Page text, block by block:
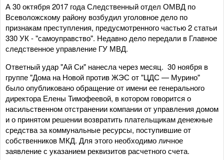
А 30 октября 2017 года Следственный отдел ОМВД по
Всеволожскому району возбудил уголовное дело по
признакам преступления, предусмотренного частью 2 статьи
330 УК - "самоуправство". Недавно дело передали в Главное
следственное управление ГУ МВД.
Ответный удар "Ай Си" нанесла через месяц. 30 ноября в
группе "Дома на Новой против ЖЭС от "ЦДС — Мурино"
было опубликовано обращение от имени ее генерального
директора Елены Тимофеевой, в котором говорится о
насильственном отстранении компании от управления домом
и о принятом решении возвратить плательщикам денежные
средства за коммунальные ресурсы, поступившие от
собственников МКД. Для этого необходимо личное
заявление с указанием реквизитов расчетного счета.